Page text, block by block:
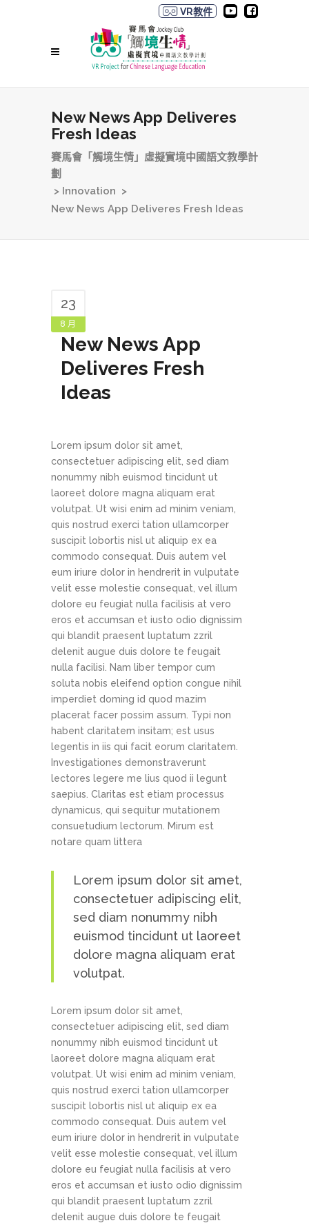
VR教件
New News App Deliveres
Fresh Ideas
賽馬會「觸境生情」虛擬實境中國語文教學計
劃
> Innovation >
New News App Deliveres Fresh Ideas
23
8 月
New News App
Deliveres Fresh
Ideas
Lorem ipsum dolor sit amet,
consectetuer adipiscing elit, sed diam
nonummy nibh euismod tincidunt ut
laoreet dolore magna aliquam erat
volutpat. Ut wisi enim ad minim veniam,
quis nostrud exerci tation ullamcorper
suscipit lobortis nisl ut aliquip ex ea
commodo consequat. Duis autem vel
eum iriure dolor in hendrerit in vulputate
velit esse molestie consequat, vel illum
dolore eu feugiat nulla facilisis at vero
eros et accumsan et iusto odio dignissim
qui blandit praesent luptatum zzril
delenit augue duis dolore te feugait
nulla facilisi. Nam liber tempor cum
soluta nobis eleifend option congue nihil
imperdiet doming id quod mazim
placerat facer possim assum. Typi non
habent claritatem insitam; est usus
legentis in iis qui facit eorum claritatem.
Investigationes demonstraverunt
lectores legere me lius quod ii legunt
saepius. Claritas est etiam processus
dynamicus, qui sequitur mutationem
consuetudium lectorum. Mirum est
notare quam littera
Lorem ipsum dolor sit amet,
consectetuer adipiscing elit,
sed diam nonummy nibh
euismod tincidunt ut laoreet
dolore magna aliquam erat
volutpat.
Lorem ipsum dolor sit amet,
consectetuer adipiscing elit, sed diam
nonummy nibh euismod tincidunt ut
laoreet dolore magna aliquam erat
volutpat. Ut wisi enim ad minim veniam,
quis nostrud exerci tation ullamcorper
suscipit lobortis nisl ut aliquip ex ea
commodo consequat. Duis autem vel
eum iriure dolor in hendrerit in vulputate
velit esse molestie consequat, vel illum
dolore eu feugiat nulla facilisis at vero
eros et accumsan et iusto odio dignissim
qui blandit praesent luptatum zzril
delenit augue duis dolore te feugait